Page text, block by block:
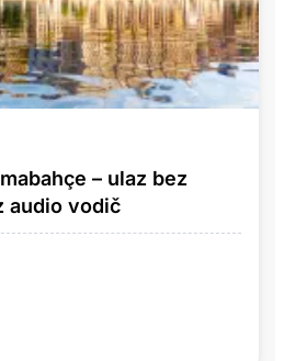
– ulaz bez
audio vodič